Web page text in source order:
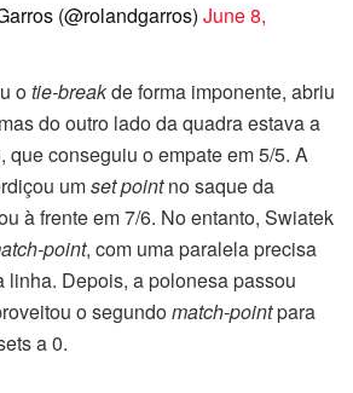
(@rolandgarros) June 8,
otie-breakde forma imponente, abriu
do outro lado da quadra estava a
que conseguiu o empate em 5/5. A
umset pointno saque da
à frente em 7/6. No entanto, Swiatek
point, com uma paralela precisa
linha. Depois, a polonesa passou
o segundomatch-pointpara
a 0.